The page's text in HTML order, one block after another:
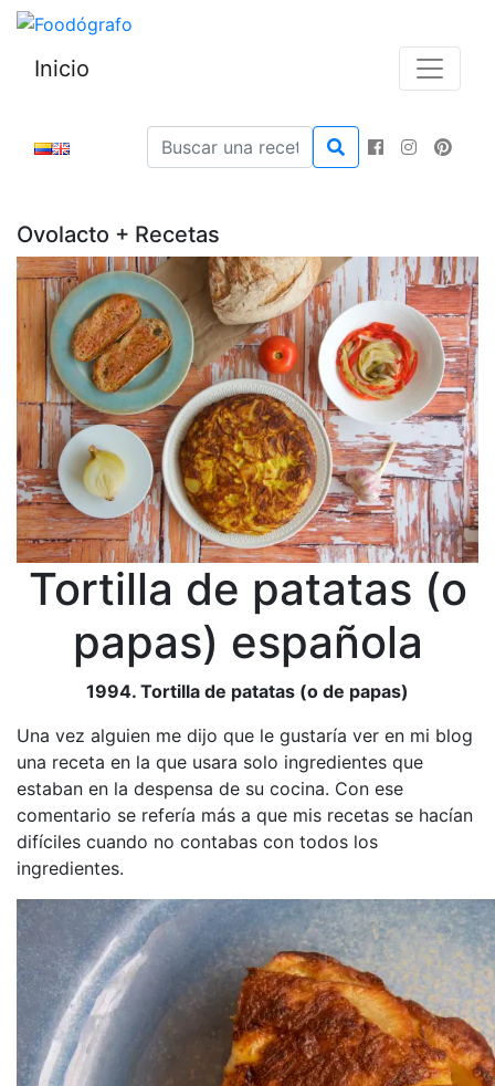
Inicio
Ovolacto + Recetas
Tortilla de patatas (o
papas) española
1994. Tortilla de patatas (o de papas)
Una vez alguien me dijo que le gustaría ver en mi blog
una receta en la que usara solo ingredientes que
estaban en la despensa de su cocina. Con ese
comentario se refería más a que mis recetas se hacían
difíciles cuando no contabas con todos los
ingredientes.